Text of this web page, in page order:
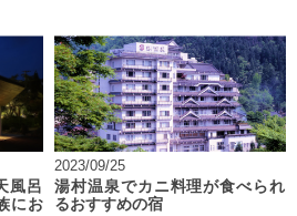
風呂
にお
2023/09/25
湯村温泉でカニ料理が食べられ
るおすすめの宿